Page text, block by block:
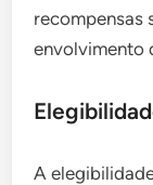
recompensas
envolvimento
A